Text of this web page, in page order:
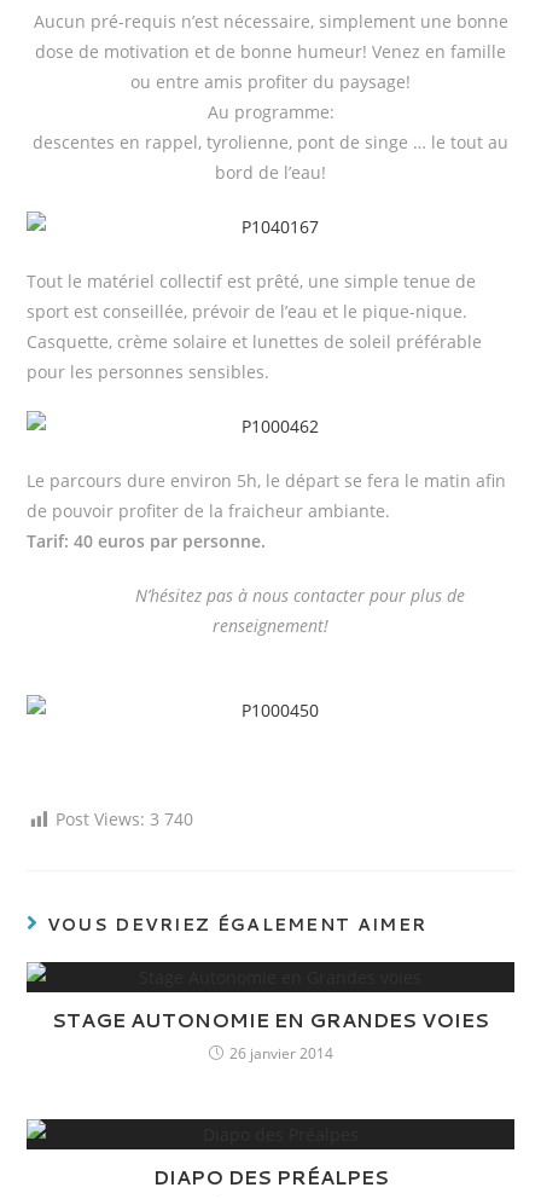
Aucun pré-requis n’est nécessaire, simplement une bonne
dose de motivation et de bonne humeur! Venez en famille
ou entre amis profiter du paysage!
Au programme:
descentes en rappel, tyrolienne, pont de singe … le tout au
bord de l’eau!
Tout le matériel collectif est prêté, une simple tenue de
sport est conseillée, prévoir de l’eau et le pique-nique.
Casquette, crème solaire et lunettes de soleil préférable
pour les personnes sensibles.
Le parcours dure environ 5h, le départ se fera le matin afin
de pouvoir profiter de la fraicheur ambiante.
Tarif: 40 euros par personne.
N’hésitez pas à nous contacter pour plus de
renseignement!
Post Views: 3 740
VOUS DEVRIEZ ÉGALEMENT AIMER
STAGE AUTONOMIE EN GRANDES VOIES
26 janvier 2014
DIAPO DES PRÉALPES